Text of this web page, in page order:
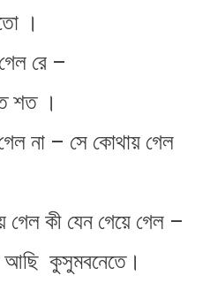
।
রে –
শত ।
না – সে কোথায় গেল
কী যেন গেয়ে গেল –
কুসুমবনেতে।